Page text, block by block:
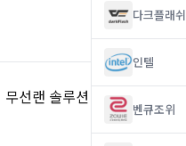
선랜 솔루션
다크플래쉬
인텔
벤큐조위